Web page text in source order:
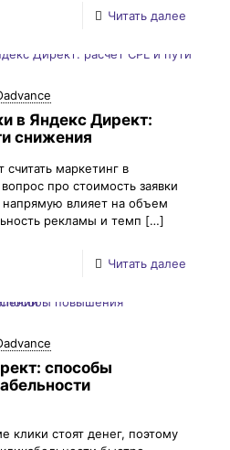
Читать далее
в Яндекс Директ:
снижения
считать маркетинг в
про стоимость заявки
влияет на объем
рекламы и темп […]
Читать далее
способы
клики стоят денег, поэтому